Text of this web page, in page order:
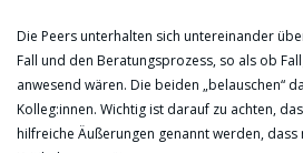
Die Peers unterhalten sich untereinander
Fall und den Beratungsprozess, so als ob
anwesend wären. Die beiden „belauschen“
Kolleg:innen. Wichtig ist darauf zu achten,
hilfreiche Äußerungen genannt werden, dass